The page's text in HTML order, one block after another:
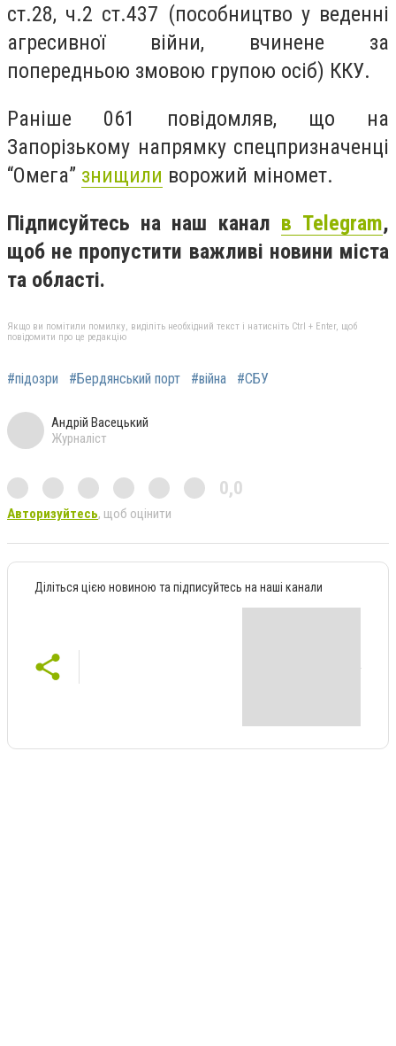
ст.28, ч.2 ст.437 (пособництво у веденні
агресивної війни, вчинене за
попередньою змовою групою осіб) ККУ.
Раніше 061 повідомляв, що на
Запорізькому напрямку спецпризначенці
“Омега” знищили ворожий міномет.
Підписуйтесь на наш канал в Telegram,
щоб не пропустити важливі новини міста
та області.
Якщо ви помітили помилку, виділіть необхідний текст і натисніть Ctrl + Enter, щоб
повідомити про це редакцію
#підозри #Бердянський порт #війна #СБУ
Андрій Васецький
Журналіст
0,0
Авторизуйтесь, щоб оцінити
Діліться цією новиною та підписуйтесь на наші канали